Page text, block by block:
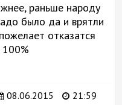
раньше народу
было да и врятли
отказатся
08.06.2015 21:59